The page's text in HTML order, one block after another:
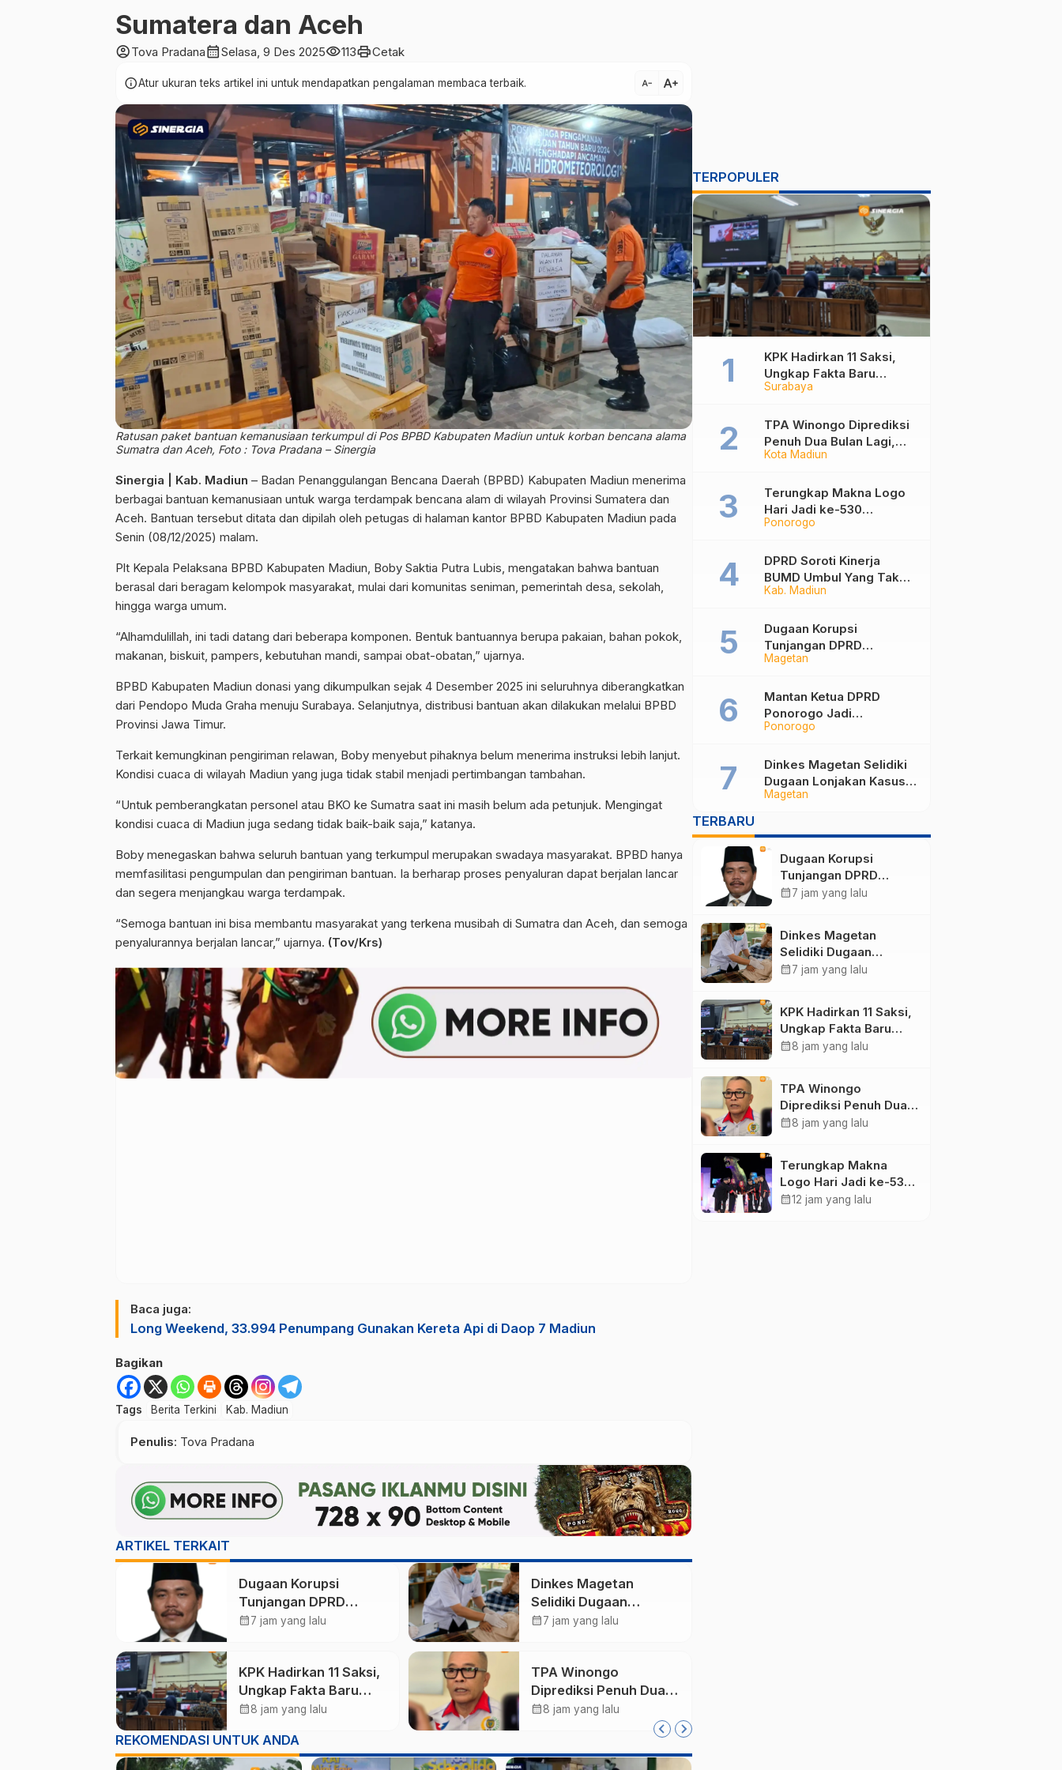
Sumatera dan Aceh
account_circleTova Pradanacalendar_monthSelasa, 9 Des 2025visibility113printCetak
infoAtur ukuran teks artikel ini untuk mendapatkan pengalaman membaca terbaik. text_decrease text_increase
Ratusan paket bantuan kemanusiaan terkumpul di Pos BPBD Kabupaten Madiun untuk korban bencana alama
Sumatra dan Aceh, Foto : Tova Pradana – Sinergia
Sinergia | Kab. Madiun – Badan Penanggulangan Bencana Daerah (BPBD) Kabupaten Madiun menerima
berbagai bantuan kemanusiaan untuk warga terdampak bencana alam di wilayah Provinsi Sumatera dan
Aceh. Bantuan tersebut ditata dan dipilah oleh petugas di halaman kantor BPBD Kabupaten Madiun pada
Senin (08/12/2025) malam.
Plt Kepala Pelaksana BPBD Kabupaten Madiun, Boby Saktia Putra Lubis, mengatakan bahwa bantuan
berasal dari beragam kelompok masyarakat, mulai dari komunitas seniman, pemerintah desa, sekolah,
hingga warga umum.
“Alhamdulillah, ini tadi datang dari beberapa komponen. Bentuk bantuannya berupa pakaian, bahan pokok,
makanan, biskuit, pampers, kebutuhan mandi, sampai obat-obatan,” ujarnya.
BPBD Kabupaten Madiun donasi yang dikumpulkan sejak 4 Desember 2025 ini seluruhnya diberangkatkan
dari Pendopo Muda Graha menuju Surabaya. Selanjutnya, distribusi bantuan akan dilakukan melalui BPBD
Provinsi Jawa Timur.
Terkait kemungkinan pengiriman relawan, Boby menyebut pihaknya belum menerima instruksi lebih lanjut.
Kondisi cuaca di wilayah Madiun yang juga tidak stabil menjadi pertimbangan tambahan.
“Untuk pemberangkatan personel atau BKO ke Sumatra saat ini masih belum ada petunjuk. Mengingat
kondisi cuaca di Madiun juga sedang tidak baik-baik saja,” katanya.
Boby menegaskan bahwa seluruh bantuan yang terkumpul merupakan swadaya masyarakat. BPBD hanya
memfasilitasi pengumpulan dan pengiriman bantuan. Ia berharap proses penyaluran dapat berjalan lancar
dan segera menjangkau warga terdampak.
“Semoga bantuan ini bisa membantu masyarakat yang terkena musibah di Sumatra dan Aceh, dan semoga
penyalurannya berjalan lancar,” ujarnya. (Tov/Krs)
Baca juga:
Long Weekend, 33.994 Penumpang Gunakan Kereta Api di Daop 7 Madiun
Bagikan
Tags Berita Terkini Kab. Madiun
Penulis: Tova Pradana
ARTIKEL TERKAIT
Dugaan Korupsi
Tunjangan DPRD
Ponorogo Jadi Alarm,
Kelola Administrasi
calendar_month7 jam yang lalu
Dinkes Magetan
Selidiki Dugaan
Lonjakan Kasus Diare
Epidemiologi
calendar_month7 jam yang lalu
KPK Hadirkan 11 Saksi,
Ungkap Fakta Baru
Sidang Korupsi Wali
Maidi
calendar_month8 jam yang lalu
TPA Winongo
Diprediksi Penuh Dua
Bulan Lagi, Ketua DPRD
Penanganan Sampah
calendar_month8 jam yang lalu
REKOMENDASI UNTUK ANDA
TERPOPULER
Surabaya
KPK Hadirkan 11 Saksi,
Ungkap Fakta Baru
Sidang Korupsi Wali Kota
Kota Madiun
TPA Winongo Diprediksi
Penuh Dua Bulan Lagi,
Ketua DPRD Kota Madiun
Penanganan Sampah
Ponorogo
Terungkap Makna Logo
Hari Jadi ke-530
Ponorogo, Angka 530
Sekar Kinanthi
Kab. Madiun
DPRD Soroti Kinerja
BUMD Umbul Yang Tak
Maksimal, Dinilai Belum
Magetan
Dugaan Korupsi
Tunjangan DPRD
Ponorogo Jadi Alarm,
Perkuat Tata Kelola
Administrasi
Ponorogo
Mantan Ketua DPRD
Ponorogo Jadi
Tersangka, Punya Harta
Rp1,4 Miliar
Magetan
Dinkes Magetan Selidiki
Dugaan Lonjakan Kasus
Diare di Lembeyan,
Epidemiologi
TERBARU
Dugaan Korupsi
Tunjangan DPRD
Ponorogo Jadi Alarm,
Kelola Administrasi
calendar_month7 jam yang lalu
Dinkes Magetan
Selidiki Dugaan
Lonjakan Kasus Diare
Epidemiologi
calendar_month7 jam yang lalu
KPK Hadirkan 11 Saksi,
Ungkap Fakta Baru
Sidang Korupsi Wali
calendar_month8 jam yang lalu
TPA Winongo
Diprediksi Penuh Dua
Bulan Lagi, Ketua DPRD
Penanganan Sampah
calendar_month8 jam yang lalu
Terungkap Makna
Logo Hari Jadi ke-530
Ponorogo, Angka 530
calendar_month12 jam yang lalu